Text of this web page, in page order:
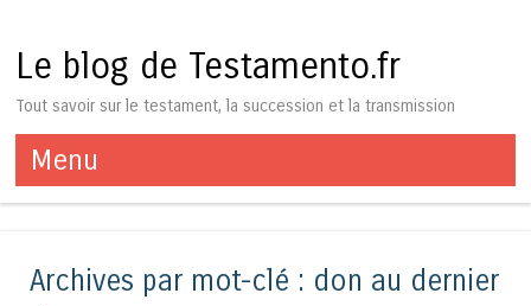
Le blog de Testamento.fr
Tout savoir sur le testament, la succession et la transmission
Menu
Aller au contenu
Archives par mot-clé : don au dernier